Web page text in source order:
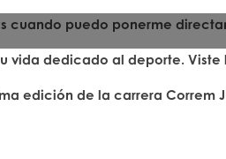
cuando puedo ponerme
vida dedicado al deporte.
edición de la carrera Correm